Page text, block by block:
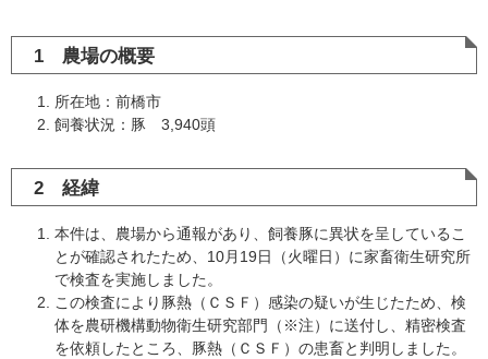
1 農場の概要
所在地：前橋市
飼養状況：豚 3,940頭
2 経緯
本件は、農場から通報があり、飼養豚に異状を呈しているこ
とが確認されたため、10月19日（火曜日）に家畜衛生研究所
で検査を実施しました。
この検査により豚熱（ＣＳＦ）感染の疑いが生じたため、検
体を農研機構動物衛生研究部門（※注）に送付し、精密検査
を依頼したところ、豚熱（ＣＳＦ）の患畜と判明しました。